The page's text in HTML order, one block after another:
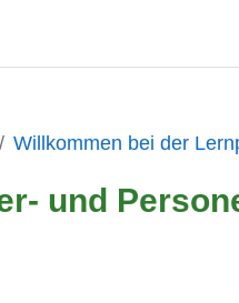
Willkommen bei der
und